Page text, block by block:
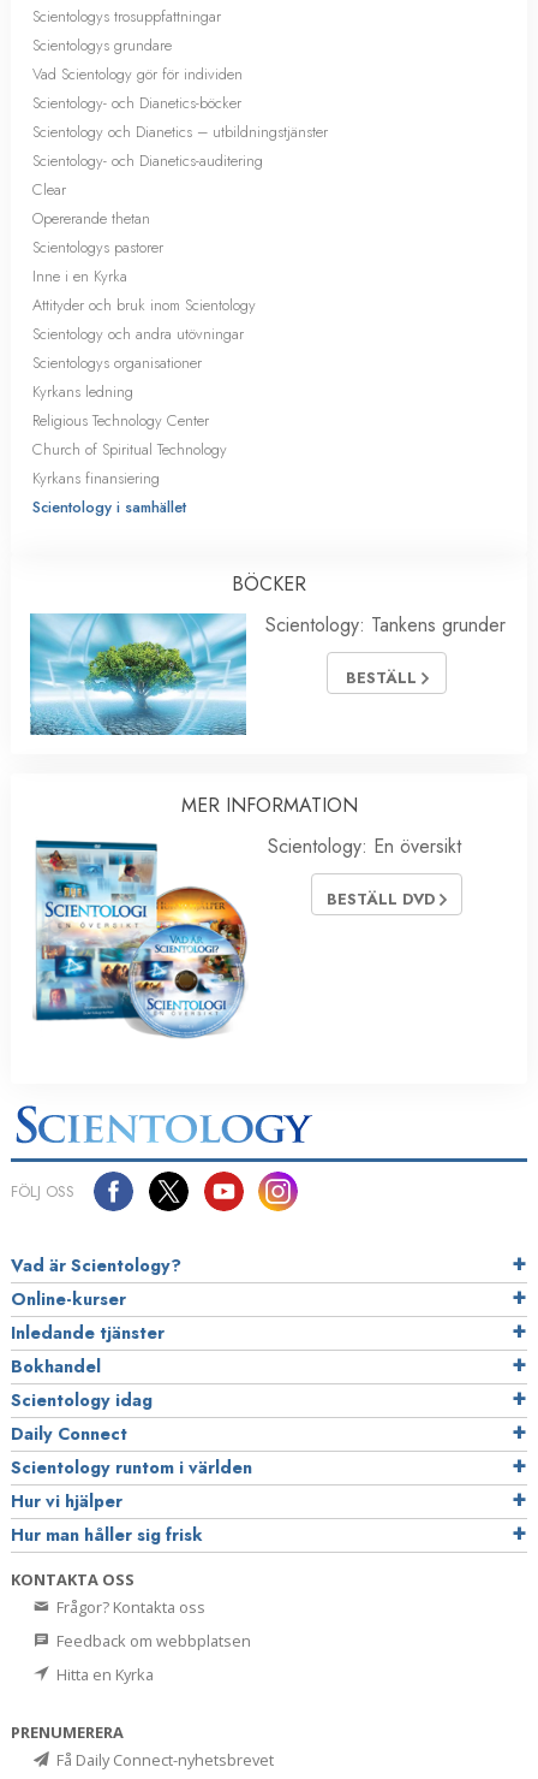
Scientologys trosuppfattningar
Scientologys grundare
Vad Scientology gör för individen
Scientology- och Dianetics-böcker
Scientology och Dianetics – utbildningstjänster
Scientology- och Dianetics-auditering
Clear
Opererande thetan
Scientologys pastorer
Inne i en Kyrka
Attityder och bruk inom Scientology
Scientology och andra utövningar
Scientologys organisationer
Kyrkans ledning
Religious Technology Center
Church of Spiritual Technology
Kyrkans finansiering
Scientology i samhället
BÖCKER
Scientology: Tankens grunder
BESTÄLL
MER INFORMATION
Scientology: En översikt
BESTÄLL DVD
FÖLJ OSS
Vad är Scientology?
Online-kurser
Inledande tjänster
Bokhandel
Scientology idag
Daily Connect
Scientology runtom i världen
Hur vi hjälper
Hur man håller sig frisk
KONTAKTA OSS
Frågor? Kontakta oss
Feedback om webbplatsen
Hitta en Kyrka
PRENUMERERA
Få Daily Connect-nyhetsbrevet